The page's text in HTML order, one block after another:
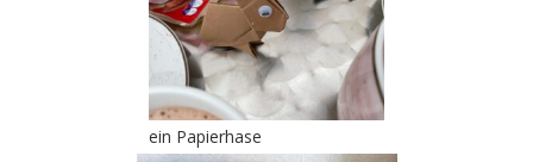
ein Papierhase